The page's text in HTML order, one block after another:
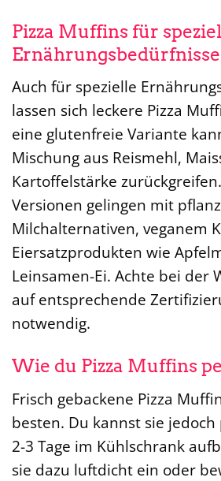
Pizza Muffins für
Ernährungsbedürfnisse
Auch für spezielle
lassen sich leckere Pizza
eine glutenfreie Variante
Mischung aus Reismehl,
Kartoffelstärke
Versionen gelingen mit
Milchalternativen, veganem
Eiersatzprodukten wie
Leinsamen-Ei. Achte bei der
auf entsprechende
notwendig.
Wie du Pizza Muffins
Frisch gebackene Pizza
besten. Du kannst sie
2-3 Tage im Kühlschrank
sie dazu luftdicht ein oder